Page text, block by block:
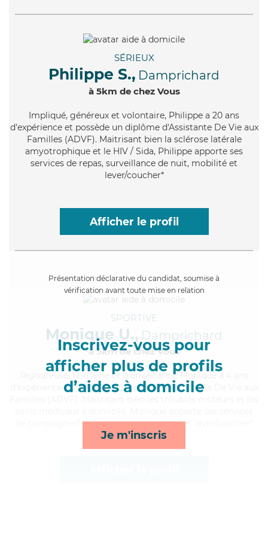
SÉRIEUX
Philippe S., Damprichard
à 5km de chez Vous
Impliqué, généreux et volontaire, Philippe a 20 ans
d'expérience et possède un diplôme d'Assistante De Vie aux
Familles (ADVF). Maitrisant bien la sclérose latérale
amyotrophique et le HIV / Sida, Philippe apporte ses
services de repas, surveillance de nuit, mobilité et
lever/coucher*
Afficher le profil
Présentation déclarative du candidat, soumise à
vérification avant toute mise en relation
Inscrivez-vous pour
afficher plus de profils
d’aides à domicile
Je m'inscris
SPORTIVE
Monique U., Damprichard
à 5km de chez Vous
, humaine et bienveillante, Monique a 4 ans
d'expérience et possède un diplôme d'Assistante De Vie aux
de compagnie/loisirs, ménage, mobilité et lever/coucher*